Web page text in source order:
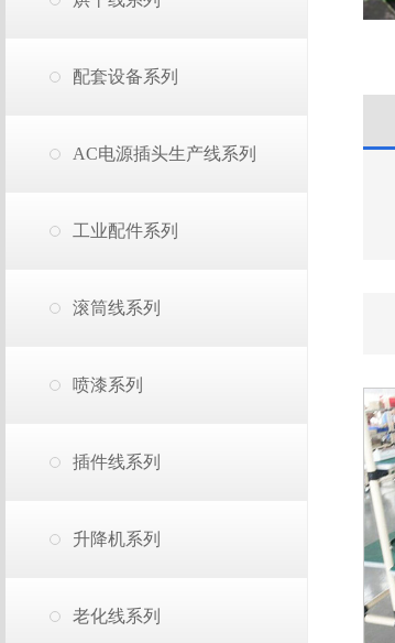
配套设备系列
AC电源插头生产线系列
工业配件系列
滚筒线系列
喷漆系列
插件线系列
升降机系列
老化线系列